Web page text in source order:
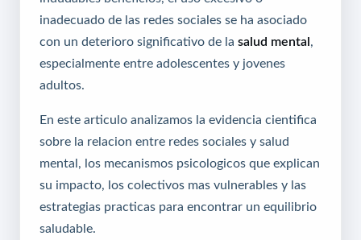
inadecuado de las redes sociales se ha asociado
con un deterioro significativo de la salud mental
especialmente entre adolescentes y jovenes
adultos.
En este articulo analizamos la evidencia cientifica
sobre la relacion entre redes sociales y salud
mental, los mecanismos psicologicos que explican
su impacto, los colectivos mas vulnerables y las
estrategias practicas para encontrar un equilibrio
saludable.